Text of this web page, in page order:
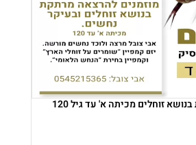
זוחלים מכיתה א' עד גיל 120